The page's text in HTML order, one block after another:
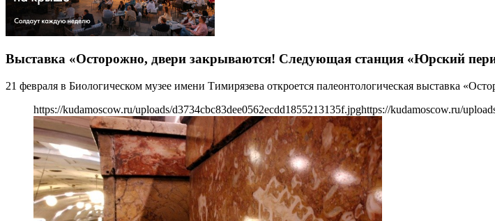
Выставка «Осторожно, двери закрываются! Следующая станция «Юрский
21 февраля в Биологическом музее имени Тимирязева откроется палеонтологическая выставка
https://kudamoscow.ru/uploads/d3734cbc83dee0562ecdd1855213135f.jpghttps://kudamoscow.ru/